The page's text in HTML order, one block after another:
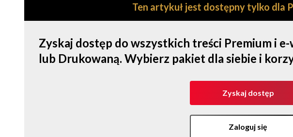
Ten artykuł jest dostępny tylko dla
Zyskaj dostęp do wszystkich treści Premium i
lub Drukowaną. Wybierz pakiet dla siebie i
Zyskaj dostęp
Zaloguj się